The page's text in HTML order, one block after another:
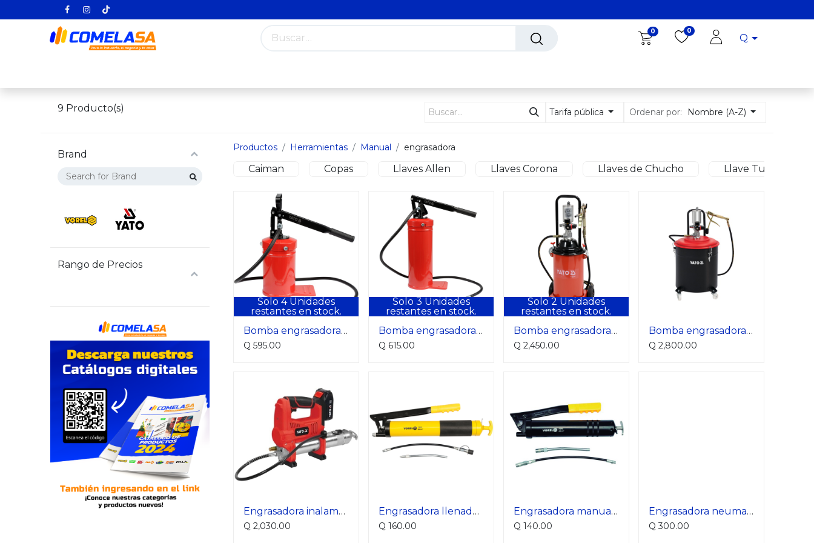
0 0
Q
9 Producto(s) Tarifa pública Ordenar por: Nombre (A-Z)
Brand
Rango de Precios
Productos Herramientas Manual engrasadora
Caiman Copas Llaves Allen Llaves Corona Llaves de Chucho Llave Tubo
Solo 4 Unidades
restantes en stock.
Bomba engrasadora de grasa 4kg
Q 595.00
Solo 3 Unidades
restantes en stock.
Bomba engrasadora de grasa 8kg
Q 615.00
Solo 2 Unidades
restantes en stock.
Bomba engrasadora neumatica 12L
Q 2,450.00
Bomba engrasadora neumatica 30l
Q 2,800.00
Engrasadora inalambrica 9000 psi
Q 2,030.00
Engrasadora llenado manual 600cc
Q 160.00
Engrasadora manual 400 cc 9000 psi
Q 140.00
Engrasadora neumatica 400cc
Q300.00